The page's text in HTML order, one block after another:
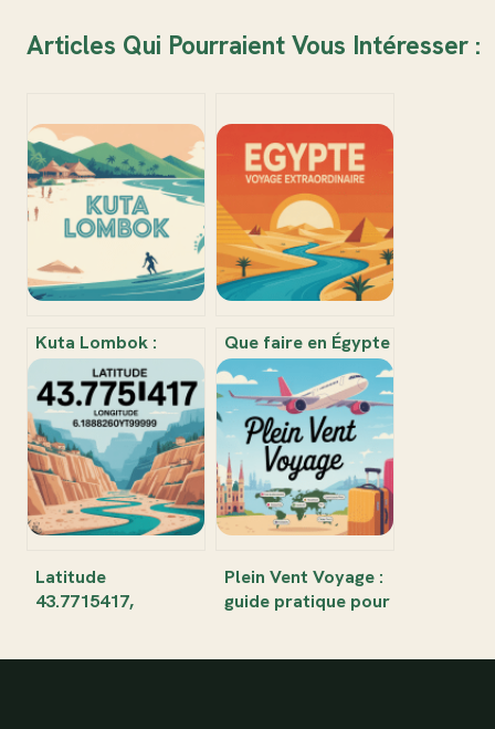
Articles Qui Pourraient Vous Intéresser :
Kuta Lombok :
guide humain et
expert pour réussir
son séjour sur la
perle du sud
Que faire en Égypte
: expériences
inoubliables au
cœur de l’histoire
et de la magie
Latitude
43.7715417,
Plein Vent Voyage :
guide pratique pour